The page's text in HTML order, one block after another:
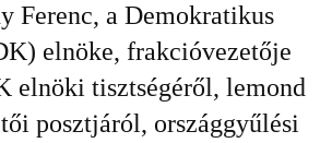
Ferenc, a Demokratikus
elnöke, frakcióvezetője
elnöki tisztségéről, lemond
posztjáról, országgyűlési